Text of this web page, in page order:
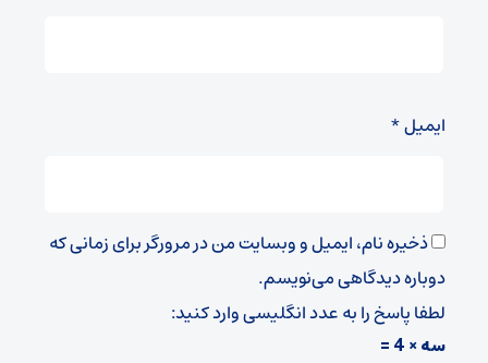
ایمیل*
ذخیره نام، ایمیل و وبسایت من در مرورگر برای زمانی که
دوباره دیدگاهی می‌نویسم.
لطفا پاسخ را به عدد انگلیسی وارد کنید:
سه × 4 =